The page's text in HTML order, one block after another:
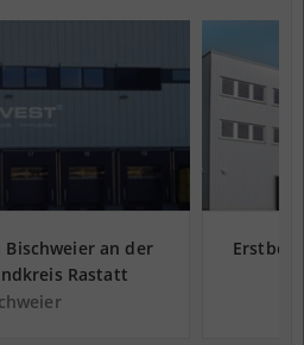
Bischweier an der
Rastatt